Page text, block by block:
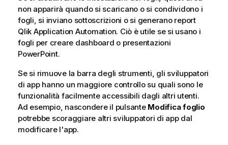
non apparirà quando si scaricano o si condividono i
fogli, si inviano sottoscrizioni o si generano report
Qlik Application Automation. Ciò è utile se si usano i
fogli per creare dashboard o presentazioni
PowerPoint.
Se si rimuove la barra degli strumenti, gli sviluppatori
di app hanno un maggiore controllo su quali sono le
funzionalità facilmente accessibili dagli altri utenti.
Ad esempio, nascondere il pulsante Modifica foglio
potrebbe scoraggiare altri sviluppatori di app dal
modificare l'app.